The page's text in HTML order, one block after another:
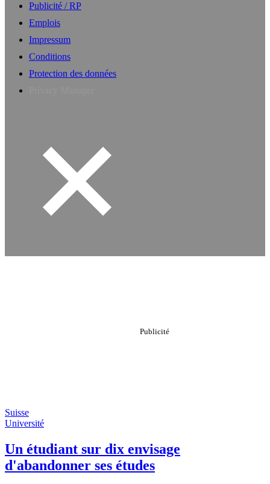
Publicité / RP
Emplois
Impressum
Conditions
Protection des données
Suisse
Université
Un étudiant sur dix envisage
d'abandonner ses études